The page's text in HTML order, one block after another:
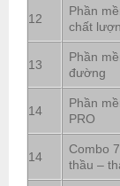
12
Phần
chất
13
Phần
đường
14
Phần
PRO
14
Combo
thầu –